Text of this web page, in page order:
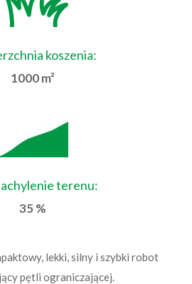
koszenia:
1000 m²
terenu:
35 %
lekki, silny i szybki robot
pętli ograniczającej.